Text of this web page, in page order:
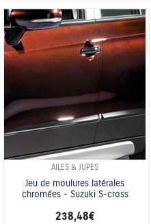
AILES & JUPES
Jeu de moulures latérales
chromées - Suzuki S-cross
238,48 €